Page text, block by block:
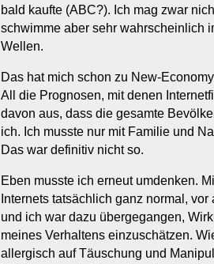
bald kaufte (ABC?). Ich mag zwar
schwimme aber sehr wahrscheinlich
Wellen.
Das hat mich schon zu New-
All die Prognosen, mit denen
davon aus, dass die gesamte
ich. Ich musste nur mit Familie und
Das war definitiv nicht so.
Eben musste ich erneut umdenken.
Internets tatsächlich ganz normal,
und ich war dazu übergegangen,
meines Verhaltens einzuschätzen.
allergisch auf Täuschung und